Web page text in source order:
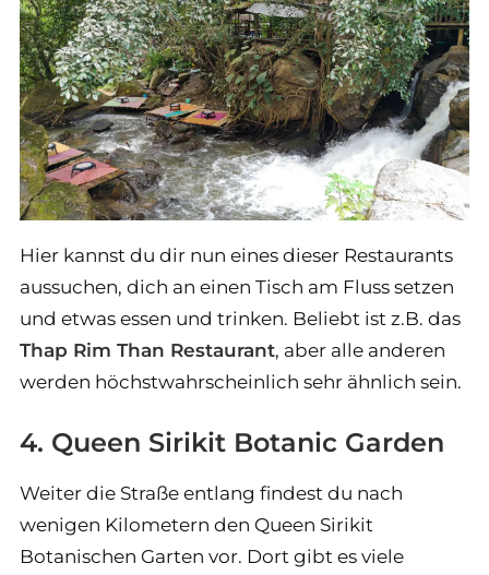
Hier kannst du dir nun eines dieser Restaurants
aussuchen, dich an einen Tisch am Fluss setzen
und etwas essen und trinken. Beliebt ist z.B. das
Thap Rim Than Restaurant, aber alle anderen
werden höchstwahrscheinlich sehr ähnlich sein.
4. Queen Sirikit Botanic Garden
Weiter die Straße entlang findest du nach
wenigen Kilometern den Queen Sirikit
Botanischen Garten vor. Dort gibt es viele